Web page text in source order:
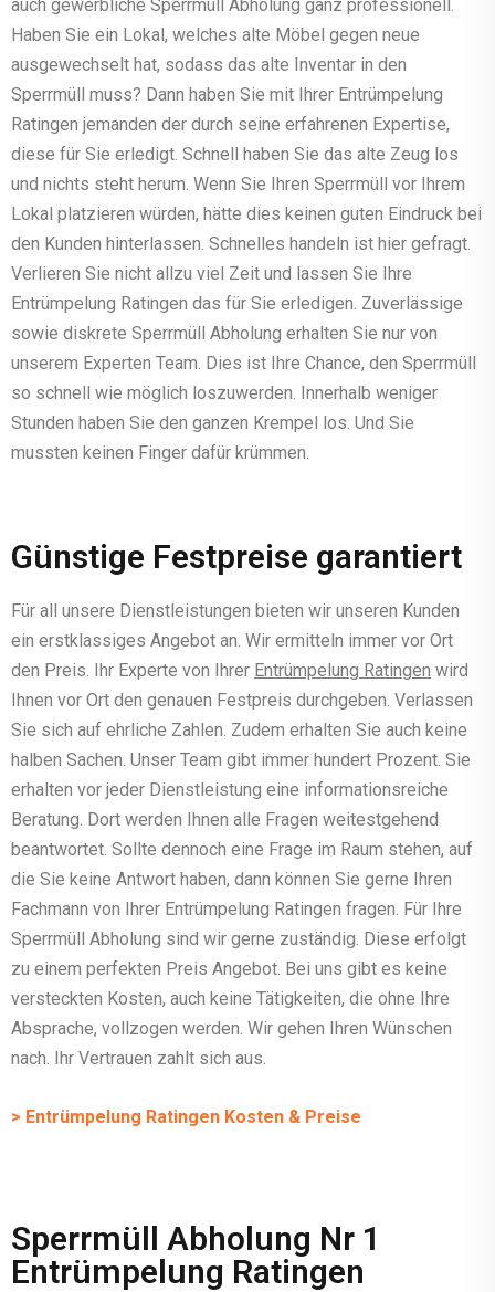
auch gewerbliche Sperrmüll Abholung ganz professionell.
Haben Sie ein Lokal, welches alte Möbel gegen neue
ausgewechselt hat, sodass das alte Inventar in den
Sperrmüll muss? Dann haben Sie mit Ihrer Entrümpelung
Ratingen jemanden der durch seine erfahrenen Expertise,
diese für Sie erledigt. Schnell haben Sie das alte Zeug los
und nichts steht herum. Wenn Sie Ihren Sperrmüll vor Ihrem
Lokal platzieren würden, hätte dies keinen guten Eindruck bei
den Kunden hinterlassen. Schnelles handeln ist hier gefragt.
Verlieren Sie nicht allzu viel Zeit und lassen Sie Ihre
Entrümpelung Ratingen das für Sie erledigen. Zuverlässige
sowie diskrete Sperrmüll Abholung erhalten Sie nur von
unserem Experten Team. Dies ist Ihre Chance, den Sperrmüll
so schnell wie möglich loszuwerden. Innerhalb weniger
Stunden haben Sie den ganzen Krempel los. Und Sie
mussten keinen Finger dafür krümmen.
Günstige Festpreise garantiert
Für all unsere Dienstleistungen bieten wir unseren Kunden
ein erstklassiges Angebot an. Wir ermitteln immer vor Ort
den Preis. Ihr Experte von Ihrer Entrümpelung Ratingen wird
Ihnen vor Ort den genauen Festpreis durchgeben. Verlassen
Sie sich auf ehrliche Zahlen. Zudem erhalten Sie auch keine
halben Sachen. Unser Team gibt immer hundert Prozent. Sie
erhalten vor jeder Dienstleistung eine informationsreiche
Beratung. Dort werden Ihnen alle Fragen weitestgehend
beantwortet. Sollte dennoch eine Frage im Raum stehen, auf
die Sie keine Antwort haben, dann können Sie gerne Ihren
Fachmann von Ihrer Entrümpelung Ratingen fragen. Für Ihre
Sperrmüll Abholung sind wir gerne zuständig. Diese erfolgt
zu einem perfekten Preis Angebot. Bei uns gibt es keine
versteckten Kosten, auch keine Tätigkeiten, die ohne Ihre
Absprache, vollzogen werden. Wir gehen Ihren Wünschen
nach. Ihr Vertrauen zahlt sich aus.
> Entrümpelung Ratingen Kosten & Preise
Sperrmüll Abholung Nr 1
Entrümpelung Ratingen